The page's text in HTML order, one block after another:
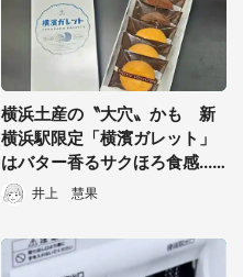
横浜土産の〝大穴〟かも 新
横浜駅限定「横濱ガレット」
はバター香るサクほろ食感...
嫌いなヤツはいねえよな
ぁ！？
井上 慧果